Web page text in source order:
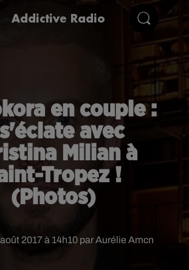
Addictive Radio
en couple :
avec
Milian à
Tropez !
(Photos)
2017 à 14h10 par Aurélie Amcn